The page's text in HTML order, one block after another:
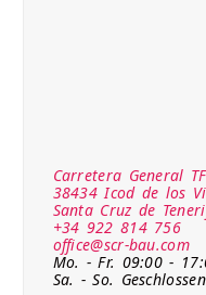
Carretera General
38434 Icod de los
Santa Cruz de
+34 922 814 756
office@scr-bau.com
Mo. - Fr. 09:00 -
Sa. - So. Geschlossen